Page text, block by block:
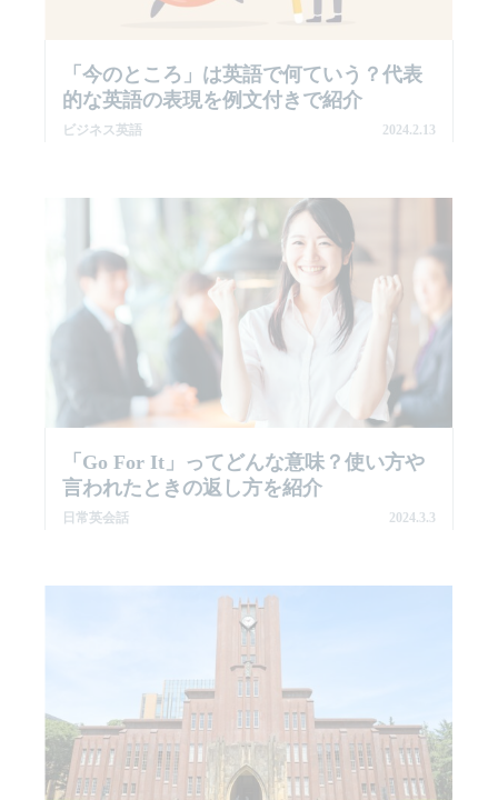
「今のところ」は英語で何ていう？代表
的な英語の表現を例文付きで紹介
ビジネス英語 2024.2.13
「go For It」ってどんな意味？使い方や
言われたときの返し方を紹介
日常英会話 2024.3.3